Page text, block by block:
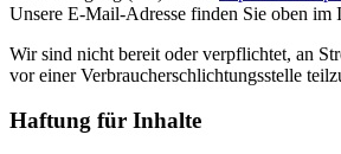
Unsere E-Mail-Adresse finden Sie oben im
Wir sind nicht bereit oder verpflichtet, an
vor einer Verbraucherschlichtungsstelle
Haftung für Inhalte